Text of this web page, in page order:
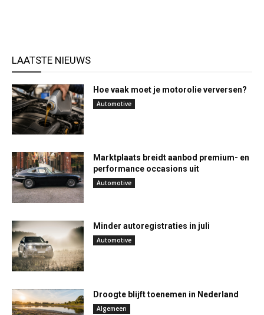
LAATSTE NIEUWS
Hoe vaak moet je motorolie verversen?
Automotive
Marktplaats breidt aanbod premium- en
performance occasions uit
Automotive
Minder autoregistraties in juli
Automotive
Droogte blijft toenemen in Nederland
Algemeen